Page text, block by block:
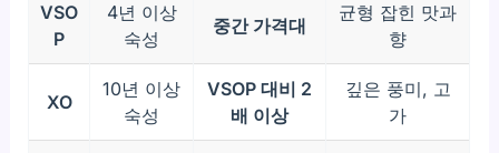
VSO
P
4년 이상
숙성
중간 가격대
균형 잡힌 맛과
향
XO
10년 이상
숙성
VSOP 대비 2
배 이상
깊은 풍미, 고
가